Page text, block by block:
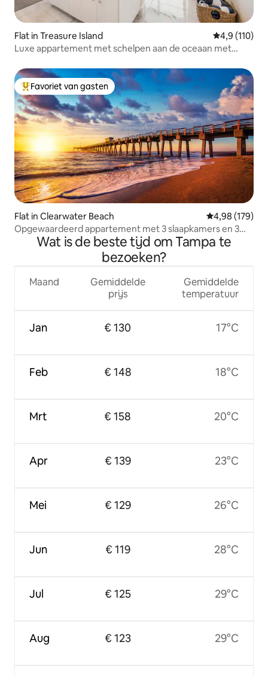
Flat in Treasure Island Gemiddelde
4,9 (110)
Luxe appartement met schelpen aan de oceaan met
Topfavoriet van gasten
Favoriet van gasten
Flat in Clearwater Beach Gemiddelde
4,98 (179)
Opgewaardeerd appartement met 3 slaapkamers en 3
badkamers aan het water!
Wat is de beste tijd om Tampa te
bezoeken?
Maand
Jan
Feb
Mrt
Apr
Mei
Jun
Jul
Aug
Gemiddelde
prijs
€ 130
€ 148
€ 158
€ 139
€ 129
€ 119
€ 125
€ 123
Gemiddelde
temperatuur
17°C
18°C
20°C
23°C
26°C
28°C
29°C
29°C